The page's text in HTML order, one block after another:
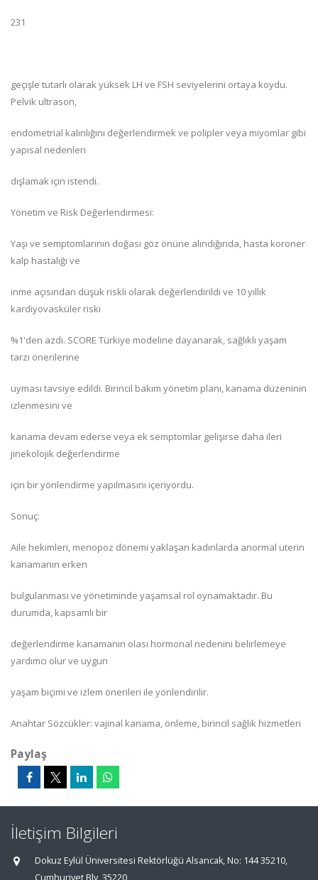
231
geçişle tutarlı olarak yüksek LH ve FSH seviyelerini ortaya koydu.
Pelvik ultrason,
endometrial kalınlığını değerlendirmek ve polipler veya miyomlar gibi
yapısal nedenleri
dışlamak için istendi.
Yönetim ve Risk Değerlendirmesi:
Yaşı ve semptomlarının doğası göz önüne alındığında, hasta koroner
kalp hastalığı ve
inme açısından düşük riskli olarak değerlendirildi ve 10 yıllık
kardiyovasküler riski
%1'den azdı. SCORE Türkiye modeline dayanarak, sağlıklı yaşam
tarzı önerilerine
uyması tavsiye edildi. Birincil bakım yönetim planı, kanama düzeninin
izlenmesini ve
kanama devam ederse veya ek semptomlar gelişirse daha ileri
jinekolojik değerlendirme
için bir yönlendirme yapılmasını içeriyordu.
Sonuç:
Aile hekimleri, menopoz dönemi yaklaşan kadınlarda anormal uterin
kanamanın erken
bulgulanması ve yönetiminde yaşamsal rol oynamaktadır. Bu
durumda, kapsamlı bir
değerlendirme kanamanın olası hormonal nedenini belirlemeye
yardımcı olur ve uygun
yaşam biçimi ve izlem önerileri ile yönlendirilir.
Anahtar Sözcükler: vajinal kanama, önleme, birincil sağlık hizmetleri
Paylaş
İletişim Bilgileri
Dokuz Eylül Üniversitesi Rektörlüğü Alsancak, No: 144 35210,
Cumhuriyet Blv, 35220